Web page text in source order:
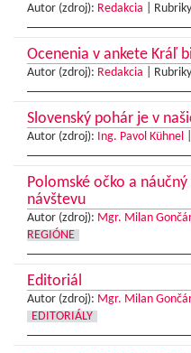
Autor (zdroj): Redakcia
Ocenenia v ankete Kráľ
Autor (zdroj): Redakcia
Slovenský pohár je v
Autor (zdroj): Ing. Pavol Kühnel
Polomské očko a
návštevu
Autor (zdroj): Mgr. Milan
REGIÓNE
Editoriál
Autor (zdroj): Mgr. Milan
EDITORIÁLY